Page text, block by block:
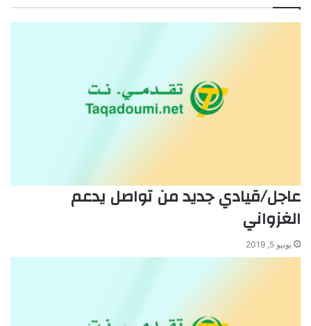
عاجل/قيادي جديد من تواصل يدعم
الغزواني
يونيو 5, 2019